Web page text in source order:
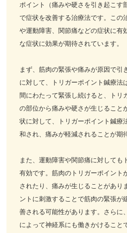
訪問鍼灸
お客様の声
お問い合わせ
LINE予約
ポイント（痛みや硬さを引き起こす
で症状を改善する治療法です。この
や運動障害、関節痛などの症状に有
な症状に効果が期待されています。
まず、筋肉の緊張や痛みが原因で引
に対して、トリガーポイント鍼療法
間にわたって緊張し続けると、トリ
の部位から痛みや硬さが生じること
状に対して、トリガーポイント鍼療
和され、痛みが軽減されることが期
また、運動障害や関節痛に対しても
有効です。筋肉のトリガーポイント
されたり、痛みが生じることがあり
ントに刺激することで筋肉の緊張が
善される可能性があります。さらに
によって神経系にも働きかけること